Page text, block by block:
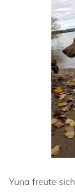
Yuna freute